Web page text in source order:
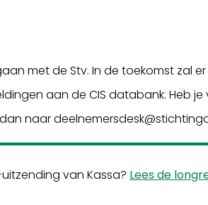
met de Stv. In de toekomst zal
aan de CIS databank. Heb je
naar
van Kassa? Lees de